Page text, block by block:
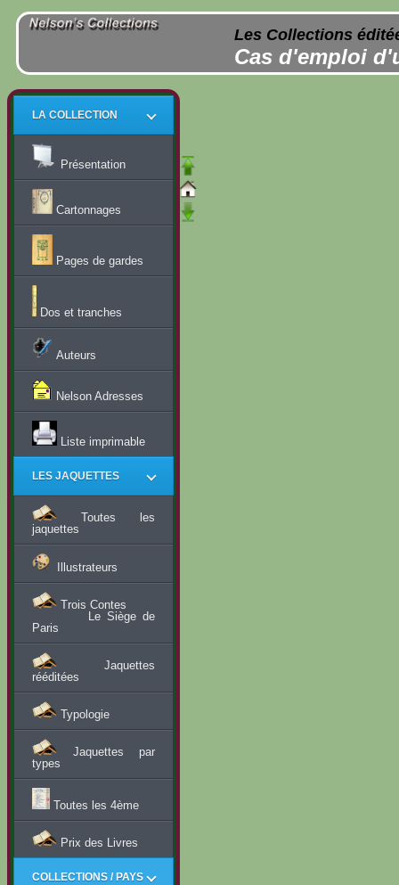
Les Collections
Cas d'emploi
LA COLLECTION
Présentation
Cartonnages
Pages de gardes
Dos et tranches
Auteurs
Nelson Adresses
Liste imprimable
LES JAQUETTES
Toutes les
jaquettes
Illustrateurs
Trois Contes
Le Siège de
Paris
Jaquettes
rééditées
Typologie
Jaquettes par
types
Toutes les 4ème
Prix des Livres
COLLECTIONS / PAYS